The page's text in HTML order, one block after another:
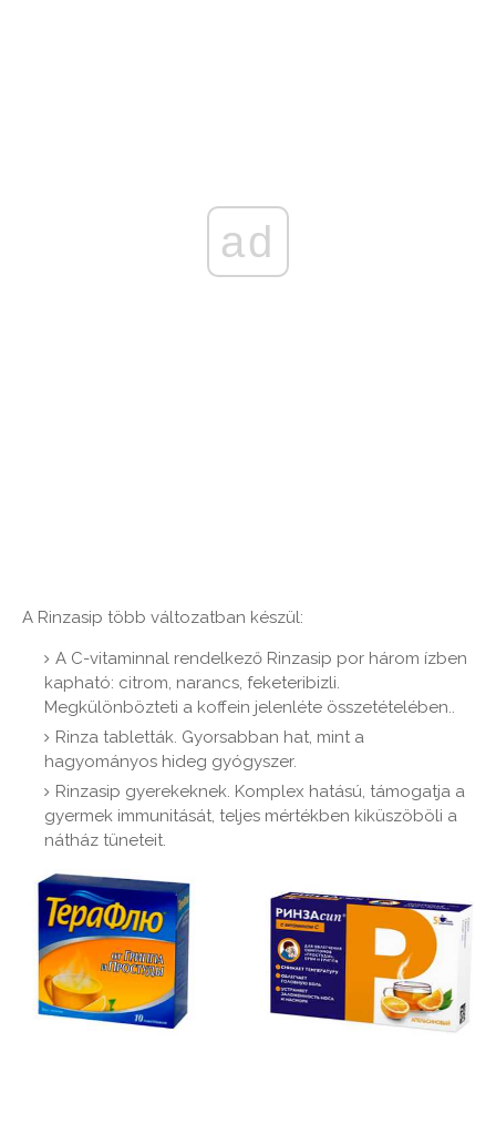
ad
A Rinzasip több változatban készül:
A C-vitaminnal rendelkező Rinzasip por három ízben
kapható: citrom, narancs, feketeribizli.
Megkülönbözteti a koffein jelenléte összetételében..
Rinza tabletták. Gyorsabban hat, mint a
hagyományos hideg gyógyszer.
Rinzasip gyerekeknek. Komplex hatású, támogatja a
gyermek immunitását, teljes mértékben kiküszöböli a
nátház tüneteit.